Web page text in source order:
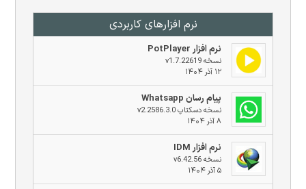
نرم افزار‌های کاربردی
نرم افزار PotPlayer
نسخه v1.7.22619
۱۲ آذر ۱۴۰۴
پیام رسان Whatsapp
نسخه دسکتاپ v2.2586.3.0
۸ آذر ۱۴۰۴
نرم افزار IDM
نسخه v6.42.56
۵ آذر ۱۴۰۴